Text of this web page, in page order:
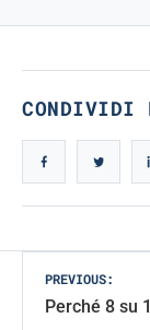
CONDIVIDI
Post
navigation
PREVIOUS:
Perché 8 su